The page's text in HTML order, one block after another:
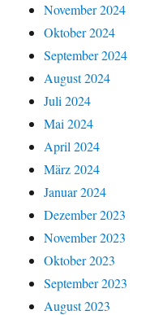
November 2024
Oktober 2024
September 2024
August 2024
Juli 2024
Mai 2024
April 2024
März 2024
Januar 2024
Dezember 2023
November 2023
Oktober 2023
September 2023
August 2023